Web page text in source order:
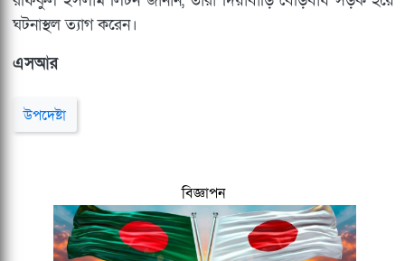
ঘটনাস্থল ত্যাগ করেন।
এসআর
উপদেষ্টা
বিজ্ঞাপন